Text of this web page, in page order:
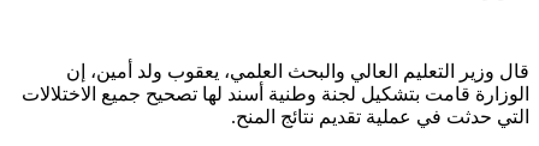
قال وزير التعليم العالي والبحث العلمي، يعقوب ولد أمين، إن
الوزارة قامت بتشكيل لجنة وطنية أسند لها تصحيح جميع الاختلالات
التي حدثت في عملية تقديم نتائج المنح.